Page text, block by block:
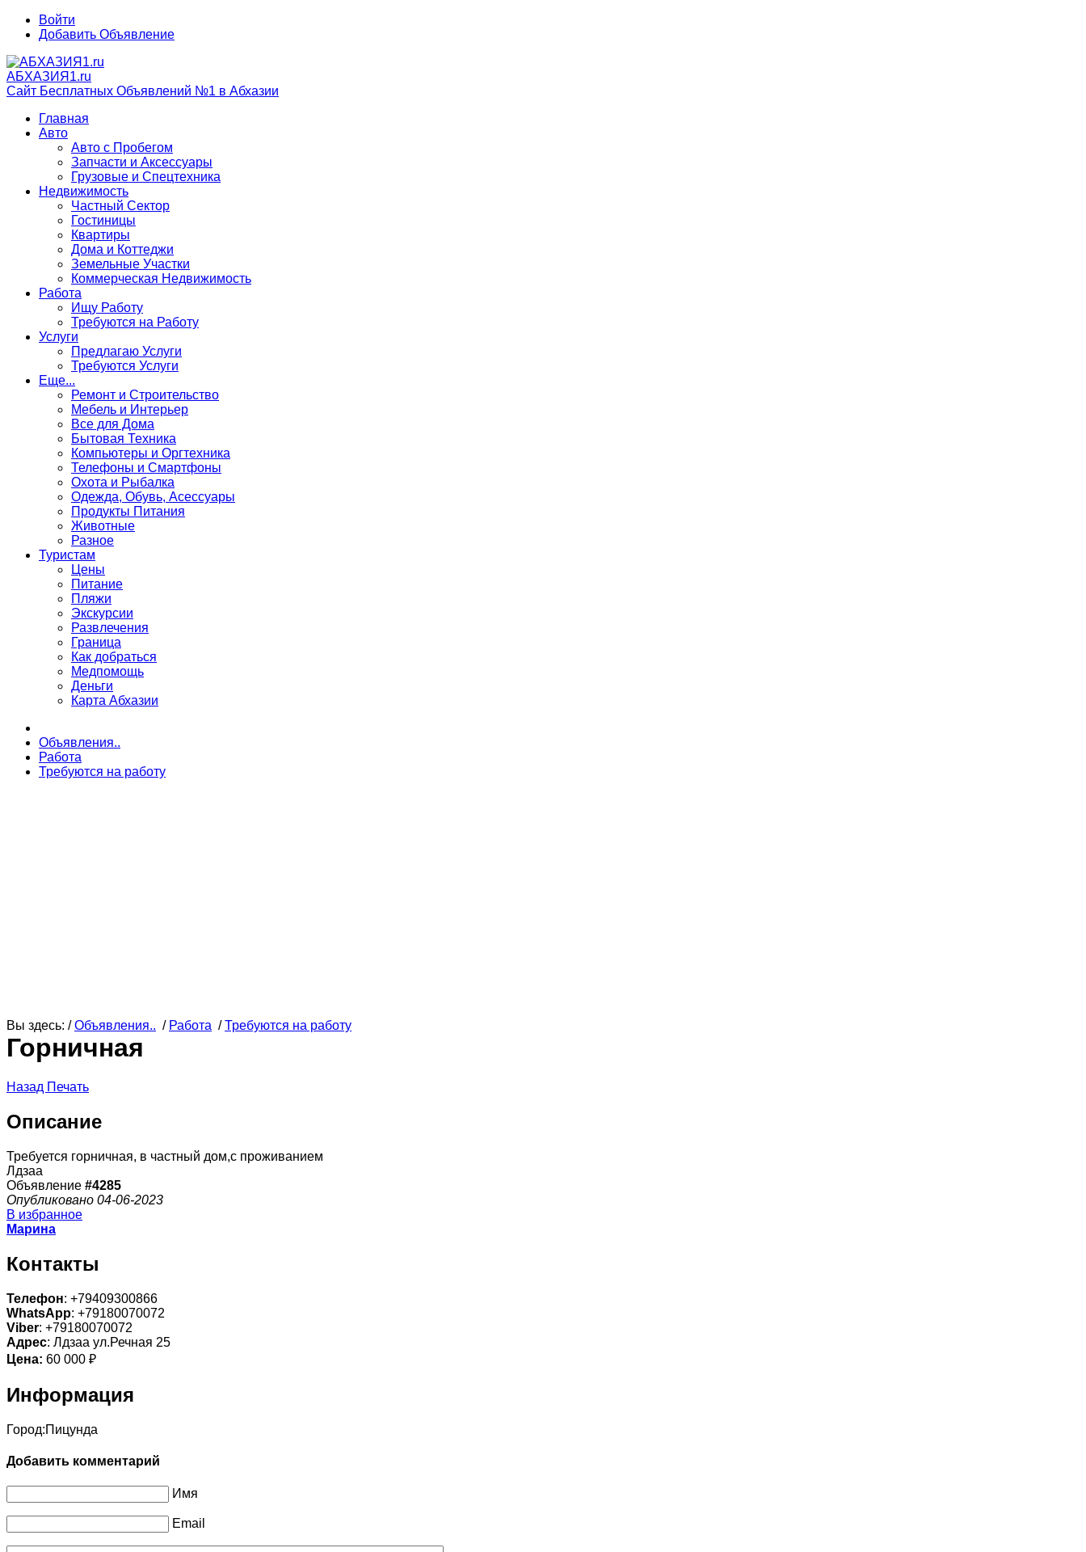
Войти
Добавить Объявление
АБХАЗИЯ1.ru
Сайт Бесплатных Объявлений №1 в Абхазии
Главная
Авто
Авто с Пробегом
Запчасти и Аксессуары
Грузовые и Спецтехника
Недвижимость
Частный Сектор
Гостиницы
Квартиры
Дома и Коттеджи
Земельные Участки
Коммерческая Недвижимость
Работа
Ищу Работу
Требуются на Работу
Услуги
Предлагаю Услуги
Требуются Услуги
Еще...
Ремонт и Строительство
Мебель и Интерьер
Все для Дома
Бытовая Техника
Компьютеры и Оргтехника
Телефоны и Смартфоны
Охота и Рыбалка
Одежда, Обувь, Асессуары
Продукты Питания
Животные
Разное
Туристам
Цены
Питание
Пляжи
Экскурсии
Развлечения
Граница
Как добраться
Медпомощь
Деньги
Карта Абхазии
Объявления..
Работа
Требуются на работу
Вы здесь: /Объявления.. / Работа /Требуются на работу
Горничная
Назад Печать
Описание
Требуется горничная, в частный дом,с проживанием
Лдзаа
Объявление #4285
Опубликовано 04-06-2023
В избранное
Марина
Контакты
Телефон: +79409300866
WhatsApp: +79180070072
Viber: +79180070072
Адрес: Лдзаа ул.Речная 25
Цена: 60 000 ₽
Информация
Город:Пицунда
Добавить комментарий
Имя
Email